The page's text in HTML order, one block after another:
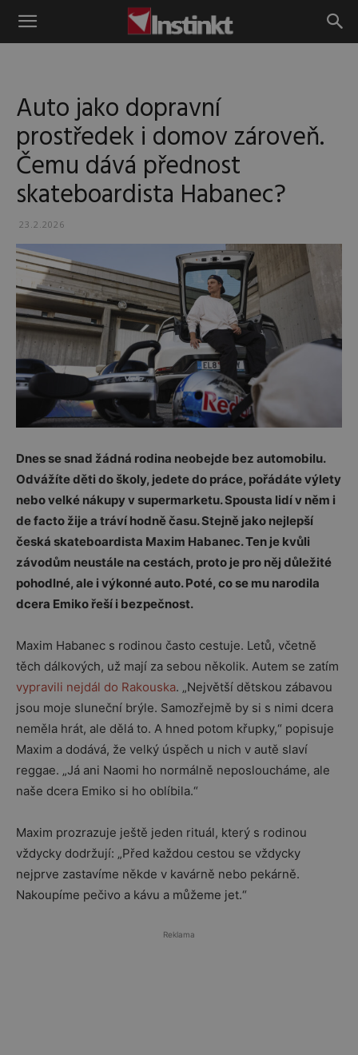
Instinkt
Auto jako dopravní
prostředek i domov zároveň.
Čemu dává přednost
skateboardista Habanec?
23.2.2026
Dnes se snad žádná rodina neobejde bez automobilu.
Odvážíte děti do školy, jedete do práce, pořádáte výlety
nebo velké nákupy v supermarketu. Spousta lidí v něm i
de facto žije a tráví hodně času. Stejně jako nejlepší
česká skateboardista Maxim Habanec. Ten je kvůli
závodům neustále na cestách, proto je pro něj důležité
pohodlné, ale i výkonné auto. Poté, co se mu narodila
dcera Emiko řeší i bezpečnost.
Maxim Habanec s rodinou často cestuje. Letů, včetně
těch dálkových, už mají za sebou několik. Autem se zatím
vypravili nejdál do Rakouska. „Největší dětskou zábavou
jsou moje sluneční brýle. Samozřejmě by si s nimi dcera
neměla hrát, ale dělá to. A hned potom křupky,“ popisuje
Maxim a dodává, že velký úspěch u nich v autě slaví
reggae. „Já ani Naomi ho normálně neposloucháme, ale
naše dcera Emiko si ho oblíbila.“
Maxim prozrazuje ještě jeden rituál, který s rodinou
vždycky dodržují: „Před každou cestou se vždycky
nejprve zastavíme někde v kavárně nebo pekárně.
Nakoupíme pečivo a kávu a můžeme jet.“
Reklama